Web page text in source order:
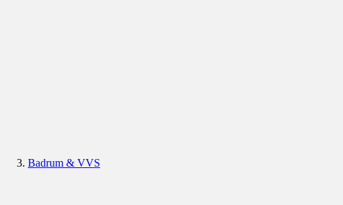
Badrum & VVS